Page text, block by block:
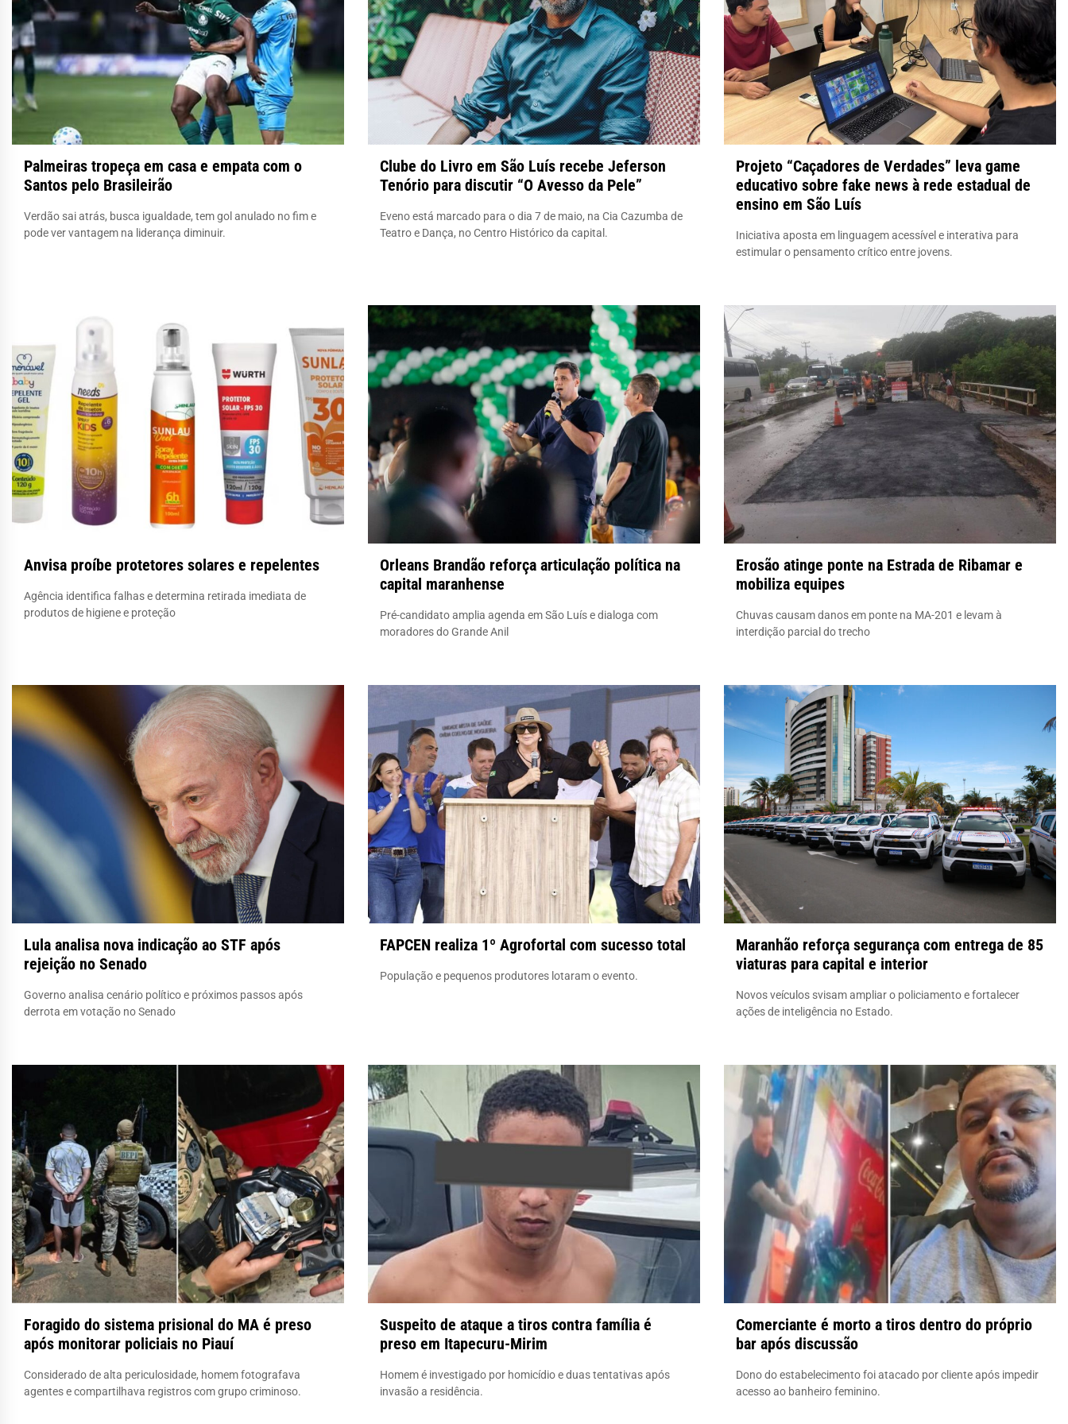
Palmeiras tropeça em casa e empata com o
Santos pelo Brasileirão
Verdão sai atrás, busca igualdade, tem gol anulado no fim e
pode ver vantagem na liderança diminuir.
Clube do Livro em São Luís recebe Jeferson
Tenório para discutir “O Avesso da Pele”
Eveno está marcado para o dia 7 de maio, na Cia Cazumba de
Teatro e Dança, no Centro Histórico da capital.
Projeto “Caçadores de Verdades” leva game
educativo sobre fake news à rede estadual de
ensino em São Luís
Iniciativa aposta em linguagem acessível e interativa para
estimular o pensamento crítico entre jovens.
Anvisa proíbe protetores solares e repelentes
Agência identifica falhas e determina retirada imediata de
produtos de higiene e proteção
Orleans Brandão reforça articulação política na
capital maranhense
Pré-candidato amplia agenda em São Luís e dialoga com
moradores do Grande Anil
Erosão atinge ponte na Estrada de Ribamar e
mobiliza equipes
Chuvas causam danos em ponte na MA-201 e levam à
interdição parcial do trecho
Lula analisa nova indicação ao STF após
rejeição no Senado
Governo analisa cenário político e próximos passos após
derrota em votação no Senado
FAPCEN realiza 1º Agrofortal com sucesso total
População e pequenos produtores lotaram o evento.
Maranhão reforça segurança com entrega de 85
viaturas para capital e interior
Novos veículos svisam ampliar o policiamento e fortalecer
ações de inteligência no Estado.
Foragido do sistema prisional do MA é preso
após monitorar policiais no Piauí
Considerado de alta periculosidade, homem fotografava
agentes e compartilhava registros com grupo criminoso.
Suspeito de ataque a tiros contra família é
preso em Itapecuru-Mirim
Homem é investigado por homicídio e duas tentativas após
invasão a residência.
Comerciante é morto a tiros dentro do próprio
bar após discussão
Dono do estabelecimento foi atacado por cliente após impedir
acesso ao banheiro feminino.